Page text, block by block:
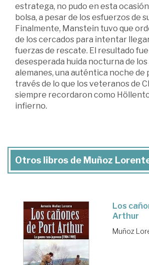
estratega, no pudo en esta
bolsa, a pesar de los esfuerzos de
Finalmente, Manstein tuvo que
de los cercados para intentar
fuerzas de rescate. El resultado
desesperada huida nocturna de los
alemanes, una auténtica noche de
través de lo que los veteranos de
siempre recordaron como
infierno.
Otros libros de Muñoz
Los
Arthur
Muñoz